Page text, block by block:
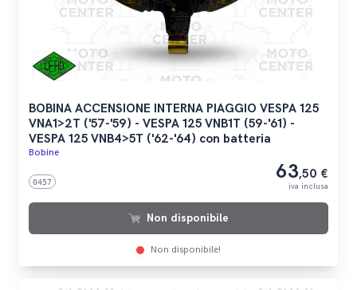
BOBINA ACCENSIONE INTERNA PIAGGIO VESPA 125
VNA1>2T ('57-'59) - VESPA 125 VNB1T (59-'61) -
VESPA 125 VNB4>5T ('62-'64) con batteria
Bobine
0457 63,50 €
iva inclusa
Non disponibile
Non disponibile!